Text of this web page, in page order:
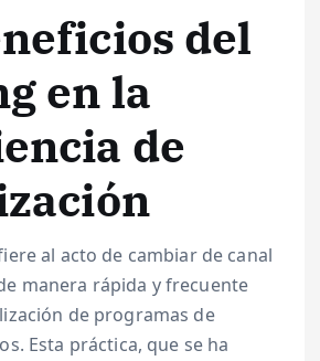
del
en la
de
al acto de cambiar de canal
manera rápida y frecuente
de programas de
Esta práctica, que se ha